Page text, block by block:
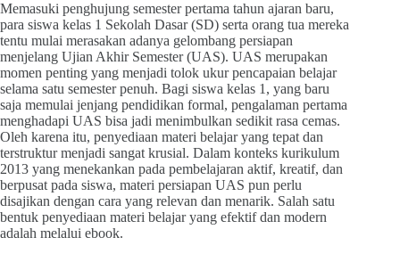
Memasuki penghujung semester pertama tahun ajaran baru,
para siswa kelas 1 Sekolah Dasar (SD) serta orang tua mereka
tentu mulai merasakan adanya gelombang persiapan
menjelang Ujian Akhir Semester (UAS). UAS merupakan
momen penting yang menjadi tolok ukur pencapaian belajar
selama satu semester penuh. Bagi siswa kelas 1, yang baru
saja memulai jenjang pendidikan formal, pengalaman pertama
menghadapi UAS bisa jadi menimbulkan sedikit rasa cemas.
Oleh karena itu, penyediaan materi belajar yang tepat dan
terstruktur menjadi sangat krusial. Dalam konteks kurikulum
2013 yang menekankan pada pembelajaran aktif, kreatif, dan
berpusat pada siswa, materi persiapan UAS pun perlu
disajikan dengan cara yang relevan dan menarik. Salah satu
bentuk penyediaan materi belajar yang efektif dan modern
adalah melalui ebook.